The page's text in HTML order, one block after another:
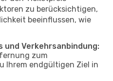
zu berücksichtigen,
beeinflussen, wie
und Verkehrsanbindung:
zum
Ihrem endgültigen Ziel in